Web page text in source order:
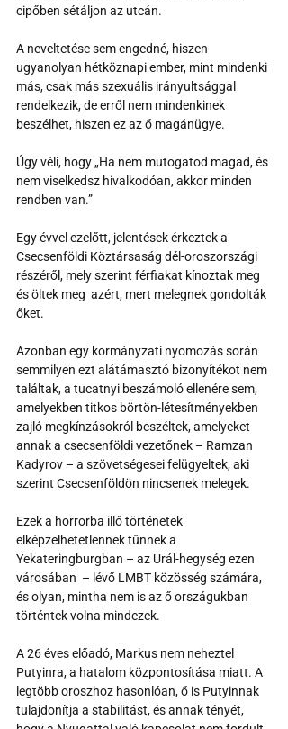
cipőben sétáljon az utcán.
A neveltetése sem engedné, hiszen
ugyanolyan hétköznapi ember, mint mindenki
más, csak más szexuális irányultsággal
rendelkezik, de erről nem mindenkinek
beszélhet, hiszen ez az ő magánügye.
Úgy véli, hogy „Ha nem mutogatod magad, és
nem viselkedsz hivalkodóan, akkor minden
rendben van.”
Egy évvel ezelőtt, jelentések érkeztek a
Csecsenföldi Köztársaság dél-oroszországi
részéről, mely szerint férfiakat kínoztak meg
és öltek meg  azért, mert melegnek gondolták
őket.
Azonban egy kormányzati nyomozás során
semmilyen ezt alátámasztó bizonyítékot nem
találtak, a tucatnyi beszámoló ellenére sem,
amelyekben titkos börtön-létesítményekben
zajló megkínzásokról beszéltek, amelyeket
annak a csecsenföldi vezetőnek – Ramzan
Kadyrov – a szövetségesei felügyeltek, aki
szerint Csecsenföldön nincsenek melegek.
Ezek a horrorba illő történetek
elképzelhetetlennek tűnnek a
Yekateringburgban – az Urál-hegység ezen
városában  – lévő LMBT közösség számára,
és olyan, mintha nem is az ő országukban
történtek volna mindezek.
A 26 éves előadó, Markus nem neheztel
Putyinra, a hatalom központosítása miatt. A
legtöbb oroszhoz hasonlóan, ő is Putyinnak
tulajdonítja a stabilitást, és annak tényét,